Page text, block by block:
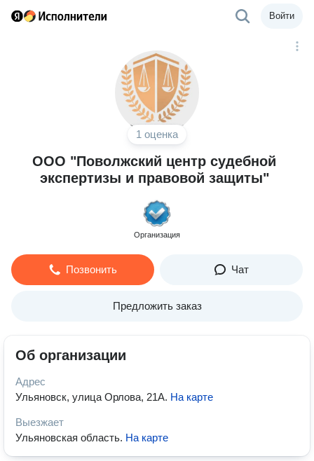
Войти
1 оценка
ООО "Поволжский центр судебной
экспертизы и правовой защиты"
Организация
Позвонить Чат
Предложить заказ
Об организации
Адрес
Ульяновск, улица Орлова, 21А. На карте
Выезжает
Ульяновская область. На карте